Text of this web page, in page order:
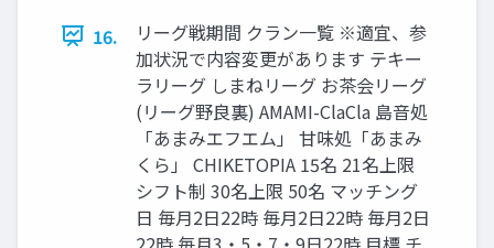
16.
リーグ戦期間 クラン一覧 ※適宜、参
加状況で内容変更があります テキー
ラリーグ しまねリーグ お茶会リーグ
(リーグ野良裏) AMAMI-ClaCla 島音処
「あまみエフエム」 甘味処「あまみ
くら」 CHIKETOPIA 15名 21名上限
シフト制 30名上限 50名 マッチング
日 毎月2日22時 毎月2日22時 毎月2日